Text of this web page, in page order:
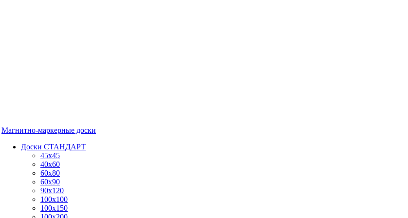
Магнитно-маркерные доски
Доски СТАНДАРТ
45x45
40x60
60x80
60x90
90x120
100x100
100x150